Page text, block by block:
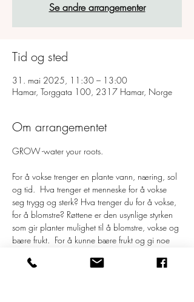
Se andre arrangementer
Tid og sted
31. mai 2025, 11:30 – 13:00
Hamar, Torggata 100, 2317 Hamar, Norge
Om arrangementet
GROW -water your roots.
For å vokse trenger en plante vann, næring, sol
og tid.  Hva trenger et menneske for å vokse
seg trygg og sterk? Hva trenger du for å vokse,
for å blomstre? Røttene er den usynlige styrken
som gir planter mulighet til å blomstre, vokse og
bære frukt.  For å kunne bære frukt og gi noe
røtter.    If you want good fruit, you need good